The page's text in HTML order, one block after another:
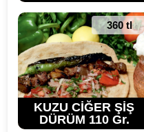
360 tl
KUZU CİĞER ŞİŞ
DÜRÜM 110 Gr.